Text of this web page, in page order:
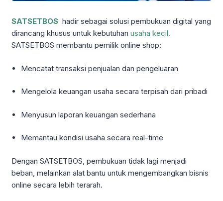
SATSETBOS hadir sebagai solusi pembukuan digital yang
dirancang khusus untuk kebutuhan usaha kecil.
SATSETBOS membantu pemilik online shop:
Mencatat transaksi penjualan dan pengeluaran
Mengelola keuangan usaha secara terpisah dari pribadi
Menyusun laporan keuangan sederhana
Memantau kondisi usaha secara real-time
Dengan SATSETBOS, pembukuan tidak lagi menjadi
beban, melainkan alat bantu untuk mengembangkan bisnis
online secara lebih terarah.